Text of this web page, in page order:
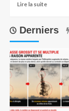
Lire la suite
Derniers